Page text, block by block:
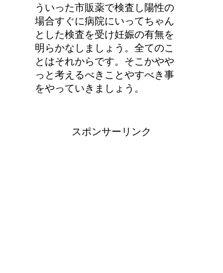
ういった市販薬で検査し陽性の
場合すぐに病院にいってちゃん
とした検査を受け妊娠の有無を
明らかなしましょう。全てのこ
とはそれからです。そこかやや
っと考えるべきことやすべき事
をやっていきましょう。
スポンサーリンク